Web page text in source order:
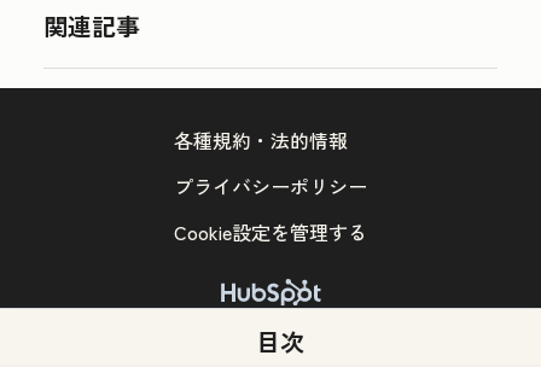
関連記事
目次
Copyright © 2026 HubSpot, Inc.
各種規約・法的情報
プライバシーポリシー
Cookie設定を管理する